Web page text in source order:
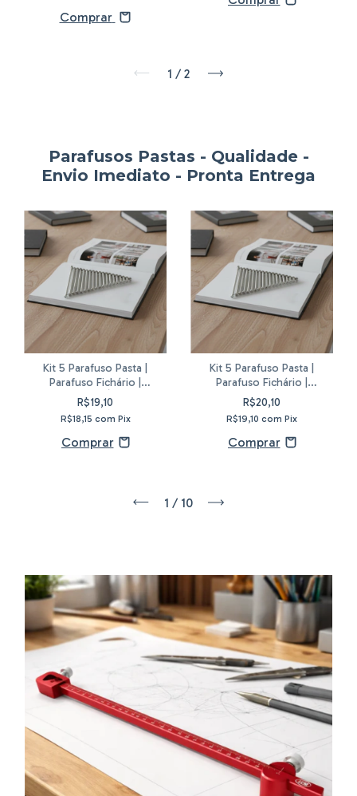
Comprar
1 / 2
Parafusos Pastas - Qualidade -
Envio Imediato - Pronta Entrega
Kit 5 Parafuso Pasta |
Parafuso Fichário |
Encadernação | Álbum | Pino
15mm
R$19,10
R$18,15 com Pix
Kit 5 Parafuso Pasta |
Parafuso Fichário |
Encadernação | Álbum | Pino
20mm
R$20,10
R$19,10 com Pix
1 / 10